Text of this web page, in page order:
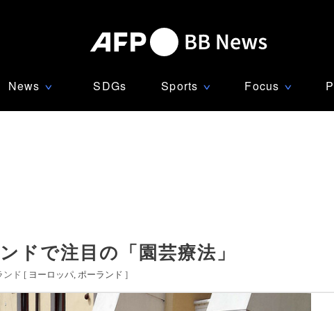
News ∨ SDGs Sports ∨ Focus ∨
ドで注目の「園芸療法」
ンド [ ヨーロッパ ポーランド ]